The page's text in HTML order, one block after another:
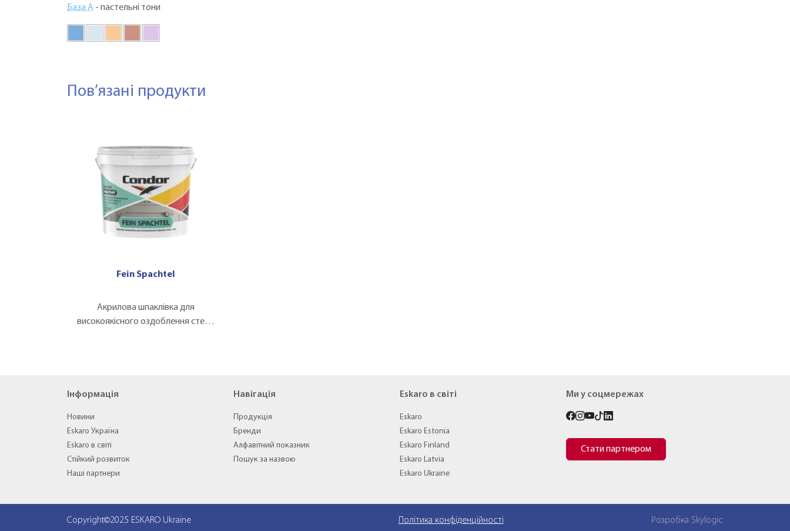
База А - пастельні тони
Пов’язані продукти
Fein Spachtel
Акрилова шпаклівка для
високоякісного оздоблення стель
Інформація
Новини
Eskaro Україна
Eskaro в світі
Стійкий розвиток
Наші партнери
Навігація
Продукція
Бренди
Алфавітний показник
Пошук за назвою
Eskaro в світі
Eskaro
Eskaro Estonia
Eskaro Finland
Eskaro Latvia
Eskaro Ukraine
Ми у соцмережах
Стати партнером
Copyright©2025 ESKARO Ukraine Політика конфіденційності Розробка Skylogic